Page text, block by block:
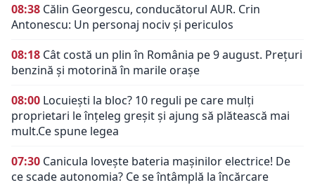
08:38 Călin Georgescu, conducătorul AUR. Crin
Antonescu: Un personaj nociv şi periculos
08:18 Cât costă un plin în România pe 9 august. Prețuri
benzină și motorină în marile orașe
08:00 Locuiești la bloc? 10 reguli pe care mulți
proprietari le înțeleg greșit și ajung să plătească mai
mult.Ce spune legea
07:30 Canicula lovește bateria mașinilor electrice! De
ce scade autonomia? Ce se întâmplă la încărcare